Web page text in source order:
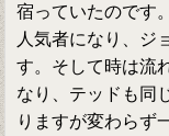
宿っていたのです
人気者になり、ジ
す。そして時は流
なり、テッドも同
りますが変わらず